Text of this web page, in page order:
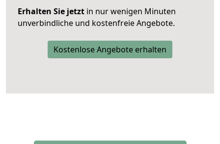
Erhalten Sie jetzt in nur wenigen Minuten
unverbindliche und kostenfreie Angebote.
Kostenlose Angebote erhalten